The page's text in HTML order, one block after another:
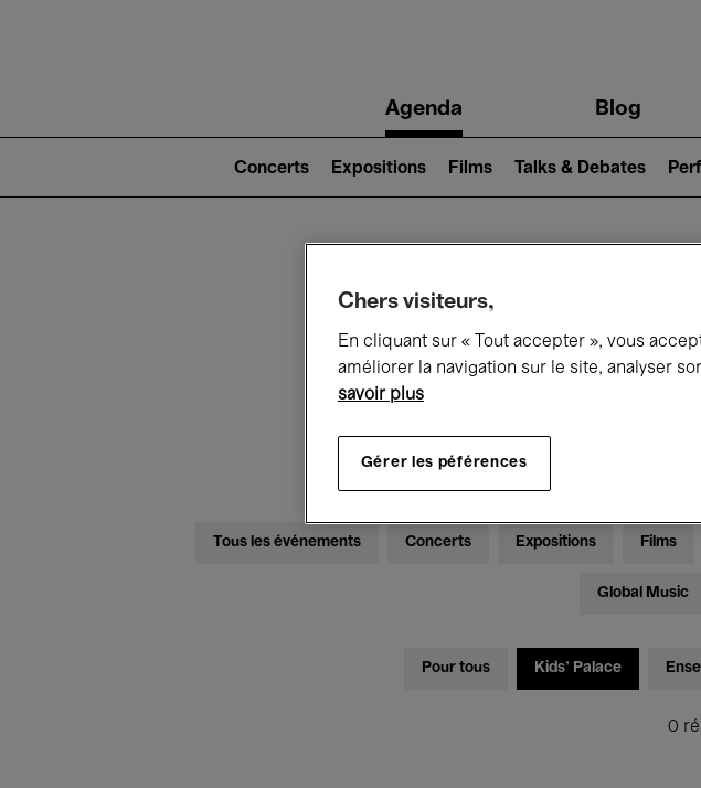
navigationAgenda Blog
2)
Concerts Expositions Films Talks & Debates
Ce qui se
Tous les événements Concerts Expositions Films
Global Music
Pour tous Kids’ Palace
0
Chers visiteurs,
En cliquant sur « Tout accepter », vous
améliorer la navigation sur le site, analyser
savoir plus
Gérer les péférences